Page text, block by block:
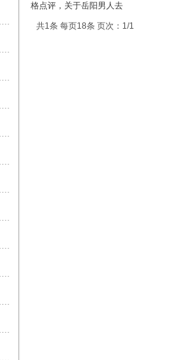
格点评，关于岳阳男人去
共1条 每页18条 页次：1/1